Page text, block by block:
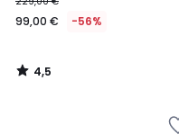
99,00 € -56%
4,5
/